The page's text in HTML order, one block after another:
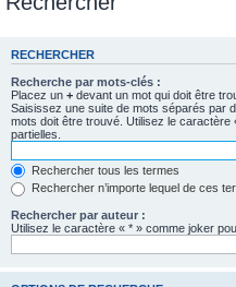
RECHERCHER
Recherche par mots-clés :
Placez un + devant un mot qui doit être
Saisissez une suite de mots séparés par
mots doit être trouvé. Utilisez le
partielles.
Rechercher tous les termes
Rechercher n’importe lequel de ces
Rechercher par auteur :
Utilisez le caractère « * » comme joker